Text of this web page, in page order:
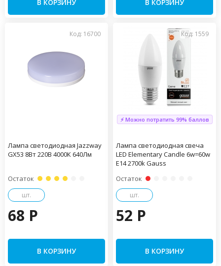
В КОРЗИНУ В КОРЗИНУ
Код: 16700
Лампа светодиодная Jazzway
GX53 8Вт 220В 4000К 640Лм
Остаток
шт.
68 P
В КОРЗИНУ
Код: 1559
⚡ Можно потратить 99% баллов
Лампа светодиодная свеча
LED Elementary Candle 6w=60w
E14 2700k Gauss
Остаток
шт.
52 P
В КОРЗИНУ